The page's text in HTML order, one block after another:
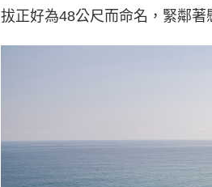
拔正好為48公尺而命名，緊鄰